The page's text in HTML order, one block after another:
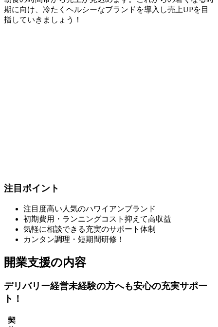
期に向け、冷たくヘルシーなブランドを導入し売上UPを目
指していきましょう！
注目ポイント
注目度高い人気のハワイアンブランド
初期費用・ランニングコスト抑えて高収益
気軽に相談できる充実のサポート体制
カンタン調理・短期間研修！
開業支援の内容
デリバリー経営未経験の方へも安心の充実サポー
ト！
契